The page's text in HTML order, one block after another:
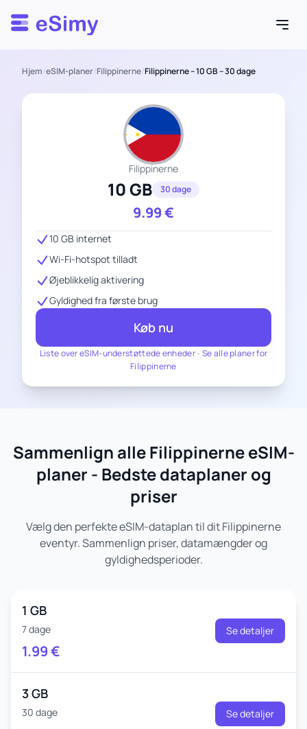
Esimy
Hjem/eSIM-planer/Filippinerne/Filippinerne – 10 GB – 30 dage
Filippinerne
10 GB 30 dage
9.99€
Liste over eSIM-understøttede enheder- Se alle planer for
Filippinerne
10 GB internet
Wi-Fi-hotspot tilladt
Øjeblikkelig aktivering
Gyldighed fra første brug
Køb nu
Sammenlign alle Filippinerne eSIM-
planer - Bedste dataplaner og
priser
Vælg den perfekte eSIM-dataplan til dit Filippinerne
eventyr. Sammenlign priser, datamængder og
gyldighedsperioder.
1 GB
7 dage
1.99€
Se detaljer
3 GB
30 dage Se detaljer